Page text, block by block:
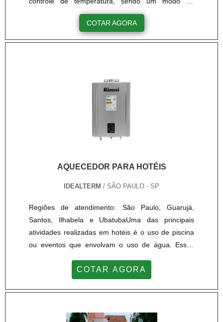
segurança altamente importante. Os fluidos
industriais são usados como componentes de
processos produtivos que devem estar dentro de
COTAR AGORA
AQUECEDOR PARA HOTÉIS
IDEALTERM / SÃO PAULO - SP
Regiões de atendimento: São Paulo, Guarujá,
Santos, Ilhabela e UbatubaUma das principais
atividades realizadas em hotéis é o uso de piscina
ou eventos que envolvam o uso de água. Essas
períodos de frio, Isso porque é possível que o dono
para hotéis de alta qualidade e excelência. Tudo
rede de hotel a altura.INFORMAÇÕES ADICIONAIS
COTAR AGORA